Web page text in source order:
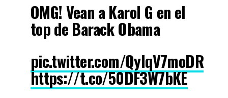
OMG! Vean a Karol G en el
top de Barack Obama
pic.twitter.com/QyIqV7moDR
https://t.co/50DF3W7bKE